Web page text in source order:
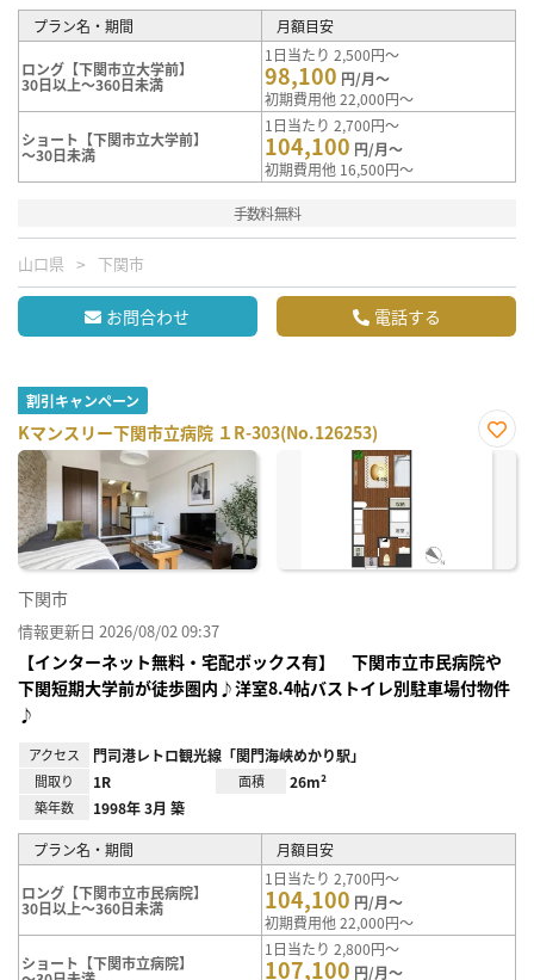
プラン名・期間 月額目安
ロング【下関市立大学前】
30日以上～360日未満
1日当たり 2,500円～
98,100 円/月～
初期費用他 22,000円～
ショート【下関市立大学前】
～30日未満
1日当たり 2,700円～
104,100 円/月～
初期費用他 16,500円～
手数料無料
山口県 下関市
お問合わせ 電話する
割引キャンペーン
Kマンスリー下関市立病院 １R-303(No.126253)
お気
下関市
情報更新日 2026/08/02 09:37
【インターネット無料・宅配ボックス有】 下関市立市民病院や
下関短期大学前が徒歩圏内♪洋室8.4帖バストイレ別駐車場付物件
♪
アクセス 門司港レトロ観光線「関門海峡めかり駅」
間取り 1R 面積 26m²
築年数 1998年 3月 築
プラン名・期間 月額目安
ロング【下関市立市民病院】
30日以上～360日未満
1日当たり 2,700円～
104,100 円/月～
初期費用他 22,000円～
ショート【下関市立病院】
1日当たり 2,800円～
107,100 円/月～